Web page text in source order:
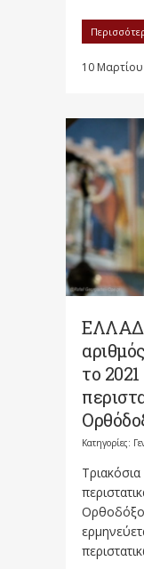
10
το
Κατηγορίες: